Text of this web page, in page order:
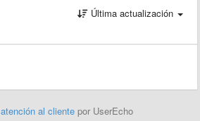
Última actualización
al cliente por UserEcho